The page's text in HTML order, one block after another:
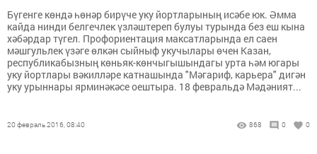
Бүгенге көндә һөнәр бирүче уку йортларының исәбе юк. Әмма
кайда нинди белгечлек үзләштереп булуы турында без еш кына
хәбәрдар түгел. Профориентация максатларында ел саен
мәшгульлек үзәге өлкән сыйныф укучылары өчен Казан,
республикабызның көньяк-көнчыгышындагы урта һәм югары
уку йортлары вәкилләре катнашында "Мәгариф, карьера" дигән
уку урыннары ярминәкәсе оештыра. 18 февральдә Мәдәният...
20 февраль 2016, 08:40 868 0 0